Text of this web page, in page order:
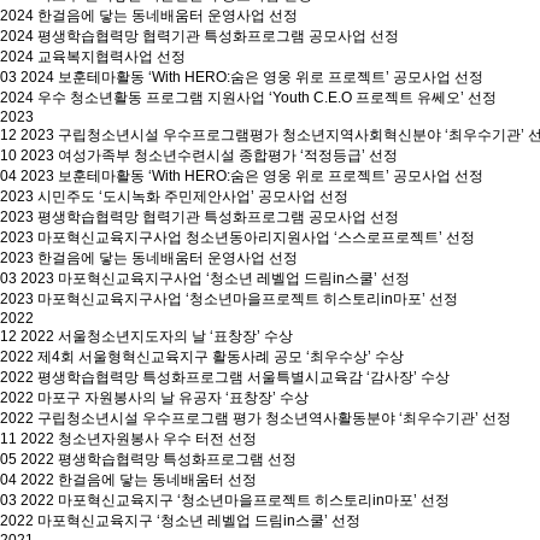
2024 한걸음에 닿는 동네배움터 운영사업 선정
2024 평생학습협력망 협력기관 특성화프로그램 공모사업 선정
2024 교육복지협력사업 선정
03 2024 보훈테마활동 ‘With HERO:숨은 영웅 위로 프로젝트’ 공모사업 선정
2024 우수 청소년활동 프로그램 지원사업 ‘Youth C.E.O 프로젝트 유쎄오’ 선정
2023
12 2023 구립청소년시설 우수프로그램평가 청소년지역사회혁신분야 ‘최우수기관’
10 2023 여성가족부 청소년수련시설 종합평가 ‘적정등급’ 선정
04 2023 보훈테마활동 ‘With HERO:숨은 영웅 위로 프로젝트’ 공모사업 선정
2023 시민주도 ‘도시녹화 주민제안사업’ 공모사업 선정
2023 평생학습협력망 협력기관 특성화프로그램 공모사업 선정
2023 마포혁신교육지구사업 청소년동아리지원사업 ‘스스로프로젝트’ 선정
2023 한걸음에 닿는 동네배움터 운영사업 선정
03 2023 마포혁신교육지구사업 ‘청소년 레벨업 드림in스쿨’ 선정
2023 마포혁신교육지구사업 ‘청소년마을프로젝트 히스토리in마포’ 선정
2022
12 2022 서울청소년지도자의 날 ‘표창장’ 수상
2022 제4회 서울형혁신교육지구 활동사례 공모 ‘최우수상’ 수상
2022 평생학습협력망 특성화프로그램 서울특별시교육감 ‘감사장’ 수상
2022 마포구 자원봉사의 날 유공자 ‘표창장’ 수상
2022 구립청소년시설 우수프로그램 평가 청소년역사활동분야 ‘최우수기관’ 선정
11 2022 청소년자원봉사 우수 터전 선정
05 2022 평생학습협력망 특성화프로그램 선정
04 2022 한걸음에 닿는 동네배움터 선정
03 2022 마포혁신교육지구 ‘청소년마을프로젝트 히스토리in마포’ 선정
2022 마포혁신교육지구 ‘청소년 레벨업 드림in스쿨’ 선정